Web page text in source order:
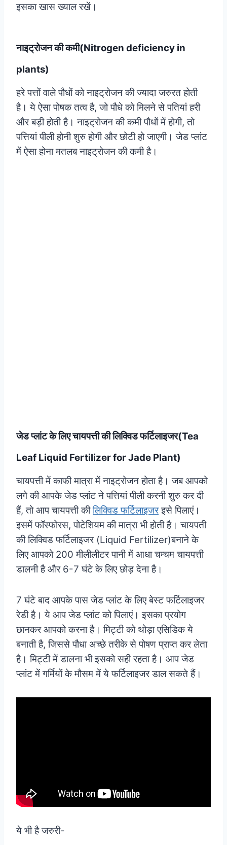
इसका खास ख्याल रखें।
नाइट्रोजन की कमी(Nitrogen deficiency in
plants)
हरे पत्तों वाले पौधों को नाइट्रोजन की ज्यादा जरुरत होती
है। ये ऐसा पोषक तत्व है, जो पौधे को मिलने से पतियां हरी
और बड़ी होती है। नाइट्रोजन की कमी पौधों में होगी, तो
पत्तियां पीली होनी शुरु होगी और छोटी हो जाएगी। जेड प्लांट
में ऐसा होना मतलब नाइट्रोजन की कमी है।
जेड प्लांट के लिए चायपत्ती की लिक्विड फर्टिलाइजर(Tea
Leaf Liquid Fertilizer for Jade Plant)
चायपत्ती में काफी मात्रा में नाइट्रोजन होता है। जब आपको
लगे की आपके जेड प्लांट ने पत्तियां पीली करनी शुरु कर दी
हैं, तो आप चायपत्ती कीलिक्विड फर्टिलाइजरइसे पिलाएं।
इसमें फॉस्फोरस, पोटेशियम की मात्रा भी होती है। चायपती
की लिक्विड फर्टिलाइजर (Liquid Fertilizer)बनाने के
लिए आपको 200 मीलीलीटर पानी में आधा चम्चम चायपत्ती
डालनी है और 6-7 घंटे के लिए छोड़ देना है।
7 घंटे बाद आपके पास जेड प्लांट के लिए बेस्ट फर्टिलाइजर
रेडी है। ये आप जेड प्लांट को पिलाएं। इसका प्रयोग
छानकर आपको करना है। मिट्टी को थोड़ा एसिडिक ये
बनाती है, जिससे पौधा अच्छे तरीके से पोषण प्राप्त कर लेता
है। मिट्टी में डालना भी इसको सही रहता है। आप जेड
प्लांट में गर्मियों के मौसम में ये फर्टिलाइजर डाल सकते हैं।
ये भी है जरुरी-